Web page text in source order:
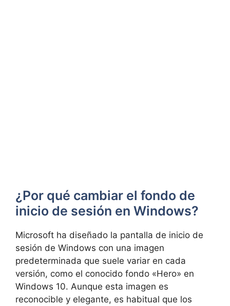
¿Por qué cambiar el fondo de
inicio de sesión en Windows?
Microsoft ha diseñado la pantalla de inicio de
sesión de Windows con una imagen
predeterminada que suele variar en cada
versión, como el conocido fondo «Hero» en
Windows 10. Aunque esta imagen es
reconocible y elegante, es habitual que los